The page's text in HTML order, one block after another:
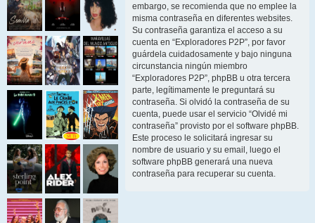
embargo, se recomienda que no emplee la
misma contraseña en diferentes websites.
Su contraseña garantiza el acceso a su
cuenta en “Exploradores P2P”, por favor
guárdela cuidadosamente y bajo ninguna
circunstancia ningún miembro
“Exploradores P2P”, phpBB u otra tercera
parte, legítimamente le preguntará su
contraseña. Si olvidó la contraseña de su
cuenta, puede usar el servicio “Olvidé mi
contraseña” provisto por el software phpBB.
Este proceso le solicitará ingresar su
nombre de usuario y su email, luego el
software phpBB generará una nueva
contraseña para recuperar su cuenta.